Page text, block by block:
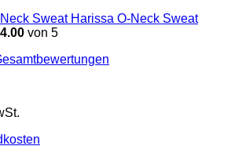
Harissa O-Neck Sweat
4.00 von 5